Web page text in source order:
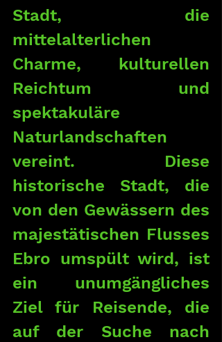
Stadt, die
mittelalterlichen
Charme, kulturellen
Reichtum und
spektakuläre
Naturlandschaften
vereint. Diese
historische Stadt, die
von den Gewässern des
majestätischen Flusses
Ebro umspült wird, ist
ein unumgängliches
Ziel für Reisende, die
auf der Suche nach